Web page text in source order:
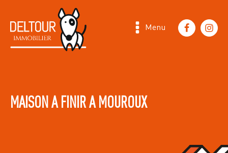
Menu
MAISON A FINIR A MOUROUX